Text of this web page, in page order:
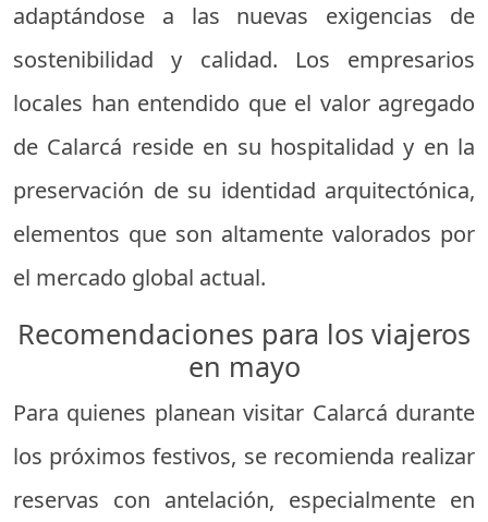
adaptándose a las nuevas exigencias de
sostenibilidad y calidad. Los empresarios
locales han entendido que el valor agregado
de Calarcá reside en su hospitalidad y en la
preservación de su identidad arquitectónica,
elementos que son altamente valorados por
el mercado global actual.
Recomendaciones para los viajeros
en mayo
Para quienes planean visitar Calarcá durante
los próximos festivos, se recomienda realizar
reservas con antelación, especialmente en